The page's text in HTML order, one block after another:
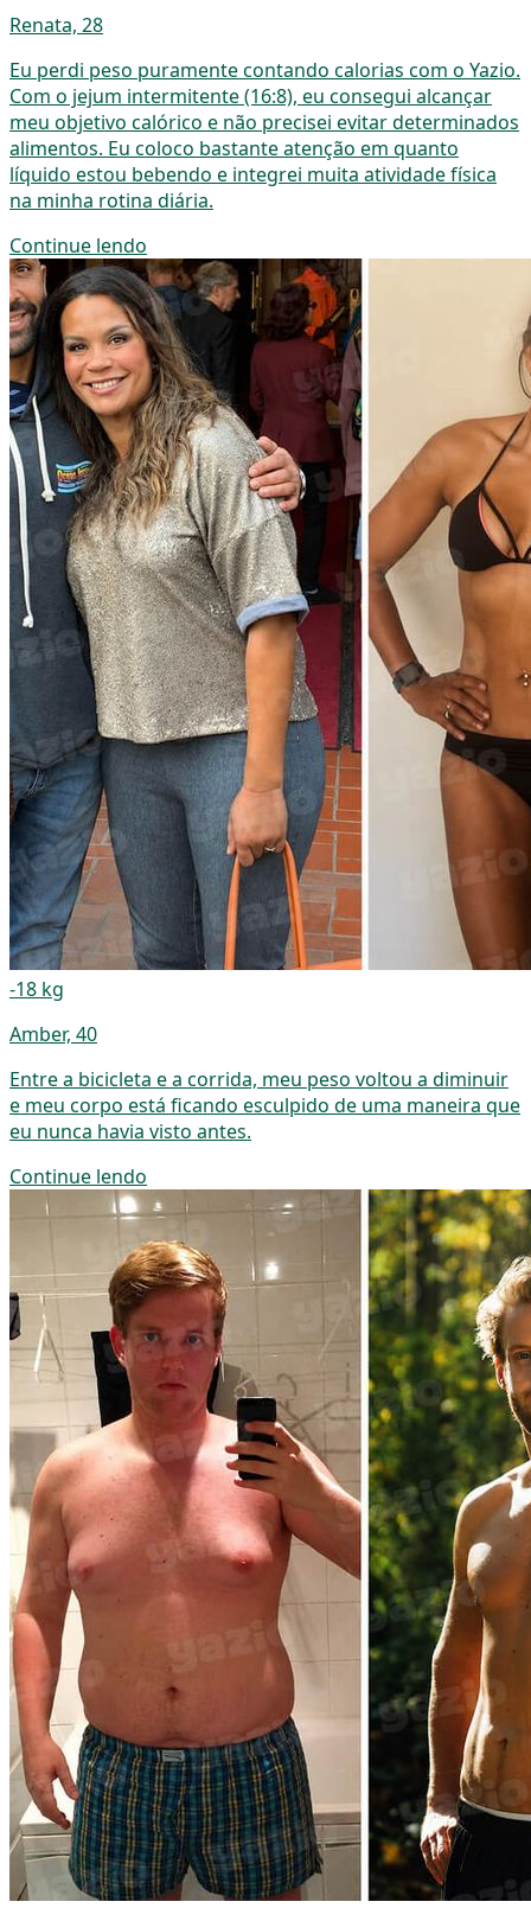
Renata, 28
Eu perdi peso puramente contando calorias com o Yazio.
Com o jejum intermitente (16:8), eu consegui alcançar
meu objetivo calórico e não precisei evitar determinados
alimentos. Eu coloco bastante atenção em quanto
líquido estou bebendo e integrei muita atividade física
na minha rotina diária.
Continue lendo
-18 kg
Amber, 40
Entre a bicicleta e a corrida, meu peso voltou a diminuir
e meu corpo está ficando esculpido de uma maneira que
eu nunca havia visto antes.
Continue lendo